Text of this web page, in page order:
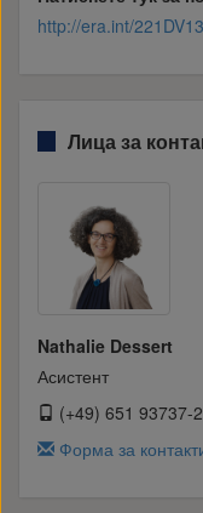
http://era.int/
Лица за
Nathalie Dessert
Асистент
(+49) 651 93737-
Форма за